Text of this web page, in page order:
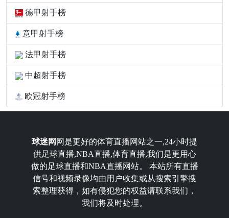
德甲射手榜
意甲射手榜
法甲射手榜
中超射手榜
欧冠射手榜
球迷网 网是更好的体育直播网站之一,24小时提
供足球直播,NBA直播,体育直播,我们是更用心
做的足球直播和NBA直播网站。 本站所有直播
信号和视频录像均由用户收集或从搜索引擎搜
索整理获得，如有侵犯您的权益请联系我们，
我们将及时处理。